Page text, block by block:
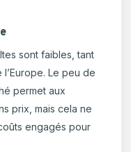
sont faibles, tant
Le peu de
permet aux
prix, mais cela ne
engagés pour